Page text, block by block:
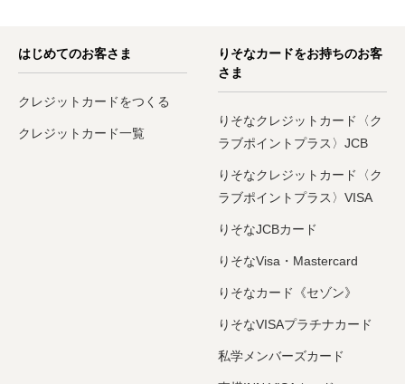
はじめてのお客さま
クレジットカードをつくる
クレジットカード一覧
りそなカードをお持ちのお客
さま
りそなクレジットカード〈ク
ラブポイントプラス〉JCB
りそなクレジットカード〈ク
ラブポイントプラス〉VISA
りそなJCBカード
りそなVisa・Mastercard
りそなカード《セゾン》
りそなVISAプラチナカード
私学メンバーズカード